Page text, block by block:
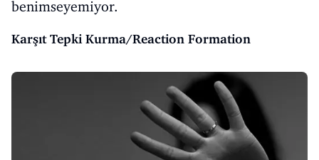
benimseyemiyor.
Karşıt Tepki Kurma/Reaction Formation